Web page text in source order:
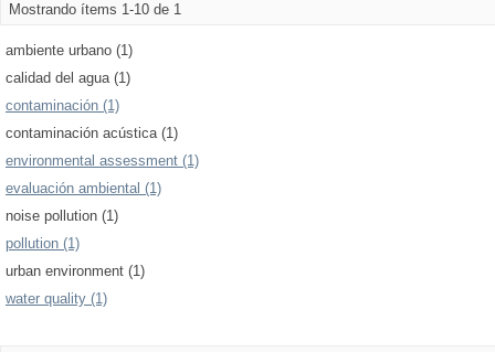
Mostrando ítems 1-10 de 1
ambiente urbano (1)
calidad del agua (1)
contaminación (1)
contaminación acústica (1)
environmental assessment (1)
evaluación ambiental (1)
noise pollution (1)
pollution (1)
urban environment (1)
water quality (1)